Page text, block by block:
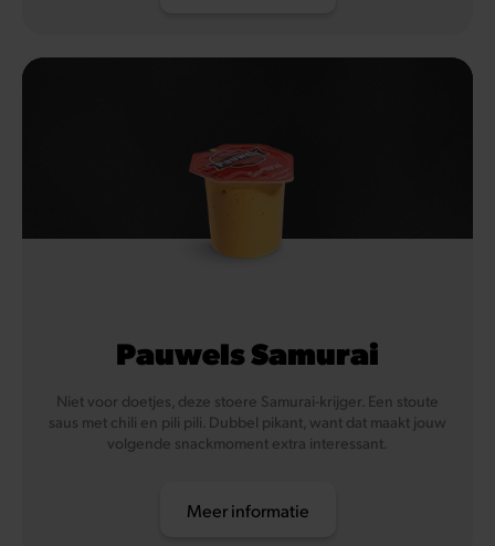
Pauwels Samurai
Niet voor doetjes, deze stoere Samurai-krijger. Een stoute
saus met chili en pili pili. Dubbel pikant, want dat maakt jouw
volgende snackmoment extra interessant.
Meer informatie